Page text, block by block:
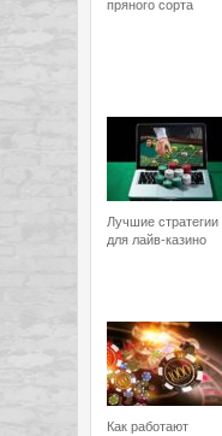
пряного сорта
Лучшие стратегии
для лайв-казино
Как работают